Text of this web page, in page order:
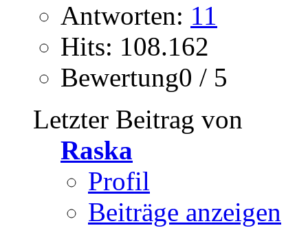
Antworten: 11
Hits: 108.162
Bewertung0 / 5
Letzter Beitrag von
Raska
Profil
Beiträge anzeigen